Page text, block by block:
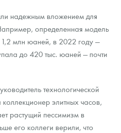
надежным вложением для
определенная модель
1,2 млн юаней, в 2022 году —
до 420 тыс. юаней — почти
технологической
элитных часов,
растущий пессимизм в
его коллеги верили, что